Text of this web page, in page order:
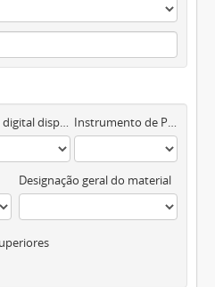
Objeto digital disponível Instrumento de Pesquisa
Designação geral do material